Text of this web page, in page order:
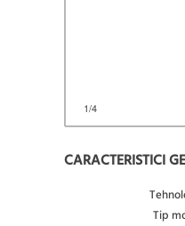
1/4
CARACTERISTICI
Tip